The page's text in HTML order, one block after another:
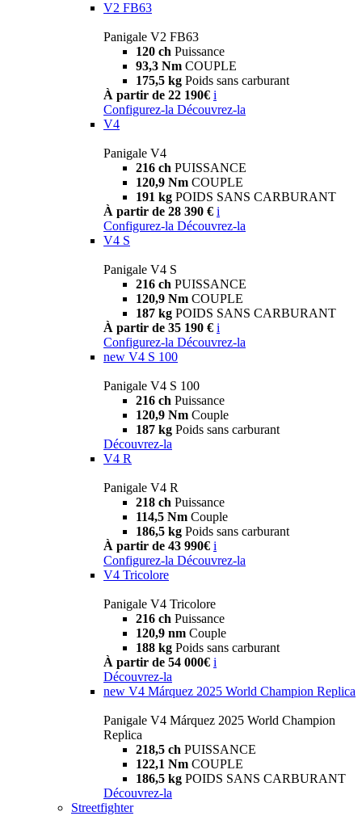
V2 FB63
Panigale V2 FB63
120 ch Puissance
93,3 Nm COUPLE
175,5 kg Poids sans carburant
À partir de 22 190€ i
Configurez-la Découvrez-la
V4
Panigale V4
216 ch PUISSANCE
120,9 Nm COUPLE
191 kg POIDS SANS CARBURANT
À partir de 28 390 € i
Configurez-la Découvrez-la
V4 S
Panigale V4 S
216 ch PUISSANCE
120,9 Nm COUPLE
187 kg POIDS SANS CARBURANT
À partir de 35 190 € i
Configurez-la Découvrez-la
new V4 S 100
Panigale V4 S 100
216 ch Puissance
120,9 Nm Couple
187 kg Poids sans carburant
Découvrez-la
V4 R
Panigale V4 R
218 ch Puissance
114,5 Nm Couple
186,5 kg Poids sans carburant
À partir de 43 990€ i
Configurez-la Découvrez-la
V4 Tricolore
Panigale V4 Tricolore
216 ch Puissance
120,9 nm Couple
188 kg Poids sans carburant
À partir de 54 000€ i
Découvrez-la
new V4 Márquez 2025 World Champion Replica
Panigale V4 Márquez 2025 World Champion
Replica
218,5 ch PUISSANCE
122,1 Nm COUPLE
186,5 kg POIDS SANS CARBURANT
Découvrez-la
Streetfighter